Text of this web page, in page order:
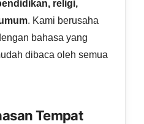
religi,
. Kami berusaha
bahasa yang
dibaca oleh semua
Tempat